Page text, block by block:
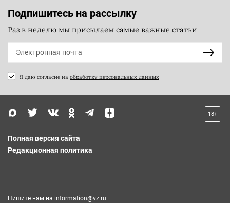
Подпишитесь на рассылку
Раз в неделю мы присылаем самые важные статьи
Я даю согласие на обработку персональных данных
18+
Полная версия сайта
Редакционная политика
Пишите нам на information@vz.ru